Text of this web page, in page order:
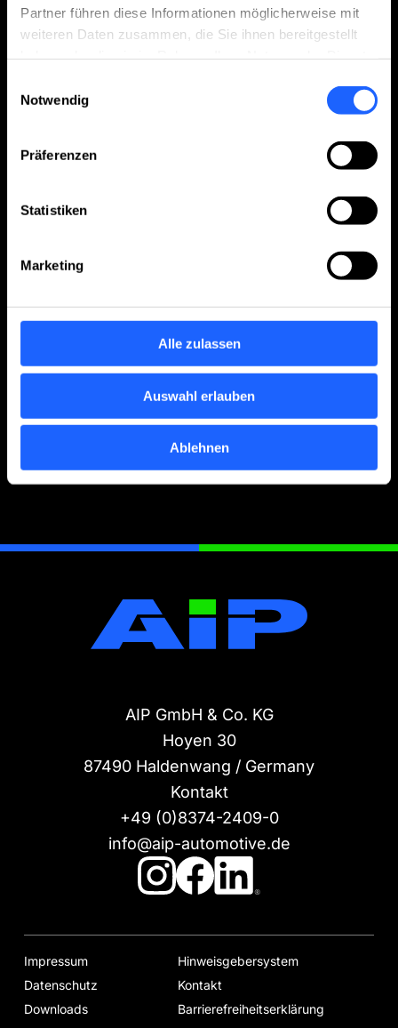
Partner führen diese Informationen möglicherweise mit
weiteren Daten zusammen, die Sie ihnen bereitgestellt
Notwendig
Präferenzen
Statistiken
Marketing
Alle zulassen
Auswahl erlauben
Ablehnen
25.02.2026
Kooperation mit Hydrogen Contango Pte. Ltd.
11.02.2026
Erfolgreicher Messeauftritt auf der SIAT 2026
Weitere Nachrichten laden
AIP GmbH & Co. KG
Hoyen 30
87490 Haldenwang / Germany
Kontakt
+49 (0)8374-2409-0
info@aip-automotive.de
Impressum
Hinweisgebersystem
Datenschutz
Kontakt
Downloads
Barrierefreiheitserklärung